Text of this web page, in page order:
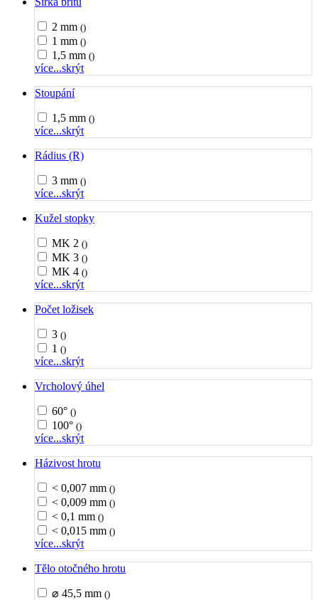
2 mm ()
1 mm ()
1,5 mm ()
více...skrýt
Stoupání
1,5 mm ()
více...skrýt
Rádius (R)
3 mm ()
více...skrýt
Kužel stopky
MK 2 ()
MK 3 ()
MK 4 ()
více...skrýt
Počet ložisek
3 ()
1 ()
více...skrýt
Vrcholový úhel
60° ()
100° ()
více...skrýt
Házivost hrotu
< 0,007 mm ()
< 0,009 mm ()
< 0,1 mm ()
< 0,015 mm ()
více...skrýt
Tělo otočného hrotu
⌀ 45,5 mm ()